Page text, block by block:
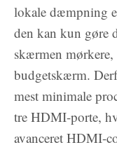
lokale dæmpning
den kan kun gøre
skærmen
budgetskærm.
mest minimale
tre HDMI-porte,
avanceret HDMI-